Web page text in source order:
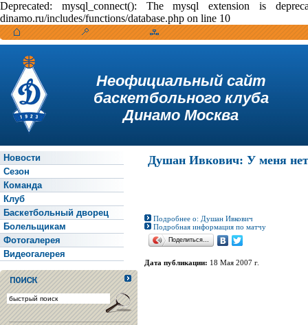
Deprecated: mysql_connect(): The mysql extension is
dinamo.ru/includes/functions/database.php on line 10
Неофициальный сайт
баскетбольного клуба
Динамо Москва
Новости
Сезон
Команда
Клуб
Баскетбольный дворец
Болельщикам
Фотогалерея
Видеогалерея
Душан Ивкович: У меня
Подробнее о: Душан Ивкович
Подробная информация по матчу
Поделиться…
Дата публикации: 18 Мая 2007 г.